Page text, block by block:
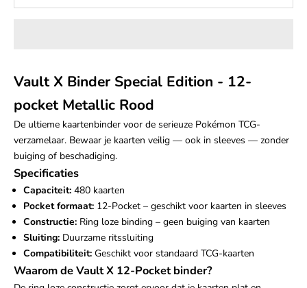
Vault X Binder Special Edition - 12-
pocket Metallic Rood
De ultieme kaartenbinder voor de serieuze Pokémon TCG-
verzamelaar. Bewaar je kaarten veilig — ook in sleeves — zonder
buiging of beschadiging.
Specificaties
Capaciteit: 480 kaarten
Pocket formaat: 12-Pocket – geschikt voor kaarten in sleeves
Constructie: Ring loze binding – geen buiging van kaarten
Sluiting: Duurzame ritssluiting
Compatibiliteit: Geschikt voor standaard TCG-kaarten
Waarom de Vault X 12-Pocket binder?